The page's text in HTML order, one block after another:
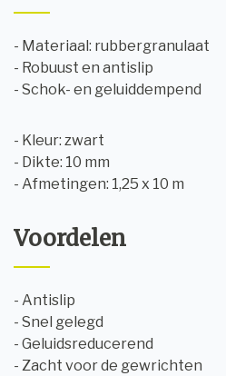
- Materiaal: rubbergranulaat
- Robuust en antislip
- Schok- en geluiddempend
- Kleur: zwart
- Dikte: 10 mm
- Afmetingen: 1,25 x 10 m
Voordelen
- Antislip
- Snel gelegd
- Geluidsreducerend
- Zacht voor de gewrichten